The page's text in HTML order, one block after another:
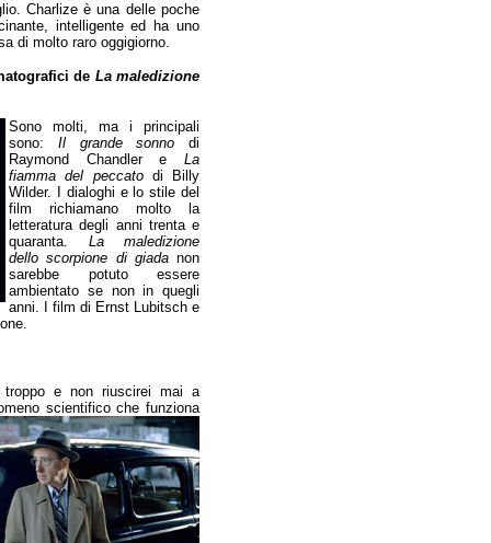
Charlize è una delle poche
intelligente ed ha uno
di molto raro oggigiorno.
de La maledizione
Sono molti, ma i principali
sono: Il grande sonno di
Raymond Chandler e La
fiamma del peccato di Billy
Wilder. I dialoghi e lo stile del
film richiamano molto la
letteratura degli anni trenta e
quaranta. La maledizione
dello scorpione di giada non
sarebbe potuto essere
ambientato se non in quegli
anni. I film di Ernst Lubitsch e
troppo e non riuscirei mai a
scientifico che funziona